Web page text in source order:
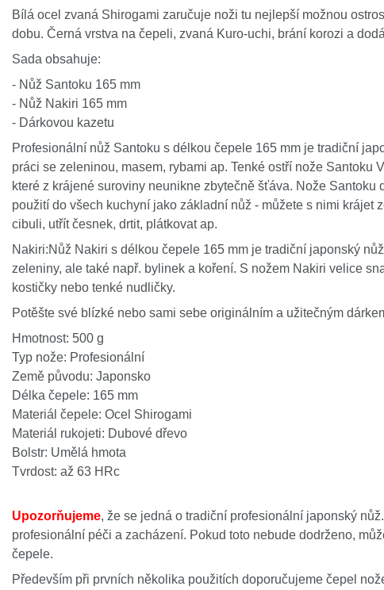
Bílá ocel zvaná Shirogami zaručuje noži tu nejlepší možnou
dobu. Černá vrstva na čepeli, zvaná Kuro-uchi, brání korozi a
Sada obsahuje:
- Nůž Santoku 165 mm
- Nůž Nakiri 165 mm
- Dárkovou kazetu
Profesionální nůž Santoku s délkou čepele 165 mm je tradiční
práci se zeleninou, masem, rybami ap. Tenké ostří nože Santoku
které z krájené suroviny neunikne zbytečně šťáva. Nože Santoku
použití do všech kuchyní jako základní nůž - můžete s nimi krájet
cibuli, utřít česnek, drtit, plátkovat ap.
Nakiri:Nůž Nakiri s délkou čepele 165 mm je tradiční japonský
zeleniny, ale také např. bylinek a koření. S nožem Nakiri velice
kostičky nebo tenké nudličky.
Potěšte své blízké nebo sami sebe originálním a užitečným
Hmotnost: 500 g
Typ nože: Profesionální
Země původu: Japonsko
Délka čepele: 165 mm
Materiál čepele: Ocel Shirogami
Materiál rukojeti: Dubové dřevo
Bolstr: Umělá hmota
Tvrdost: až 63 HRc
Upozorňujeme, že se jedná o tradiční profesionální japonský
profesionální péči a zacházení. Pokud toto nebude dodrženo,
čepele.
Především při prvních několika použitích doporučujeme čepel